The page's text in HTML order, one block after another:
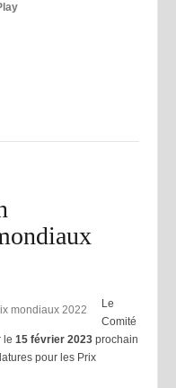
Le
Comité
le 15 février 2023 prochain
pour les Prix